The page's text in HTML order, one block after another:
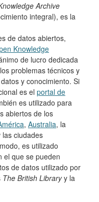
Archive
integral), es la
de datos abiertos,
Knowledge
de lucro dedicada
problemas técnicos y
y conocimiento. Si
es el portal de
es utilizado para
abiertos de los
, Australia, la
las ciudades
es utilizado
el que se pueden
de datos utilizado por
The British Libraryy la